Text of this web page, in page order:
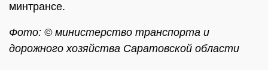
минтрансе.
Фото: © министерство транспорта и
дорожного хозяйства Саратовской области